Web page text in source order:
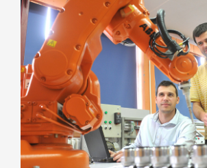
> Међународна сарадња
> Сарадња са привредом
> Центри